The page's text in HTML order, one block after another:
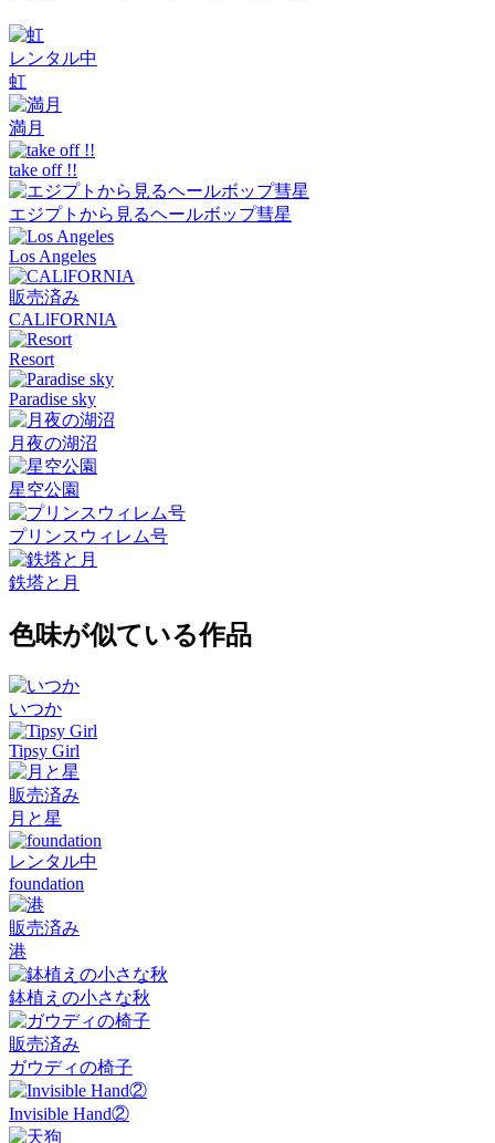
レンタル中
虹
満月
take off !!
エジプトから見るヘールボップ彗星
Los Angeles
販売済み
CALlFORNIA
Resort
Paradise sky
月夜の湖沼
星空公園
プリンスウィレム号
鉄塔と月
色味が似ている作品
いつか
Tipsy Girl
販売済み
月と星
レンタル中
foundation
販売済み
港
鉢植えの小さな秋
販売済み
ガウディの椅子
Invisible Hand②